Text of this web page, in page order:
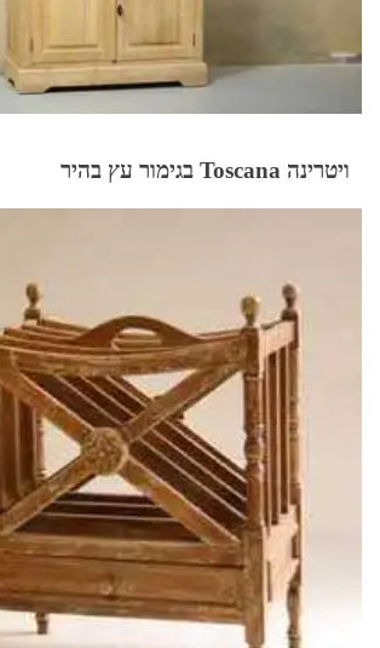
ויטרינה Toscana בגימור עץ בהיר